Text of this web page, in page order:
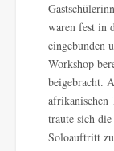
waren fest in
eingebunden
Workshop
beigebracht.
afrikanischen
traute sich
Soloauftritt